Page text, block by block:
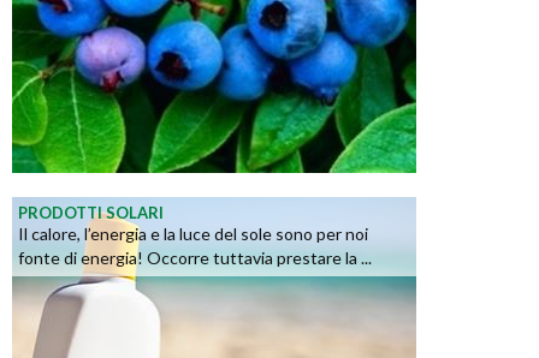
PRODOTTI SOLARI
Il calore, l’energia e la luce del sole sono per noi
fonte di energia! Occorre tuttavia prestare la ...